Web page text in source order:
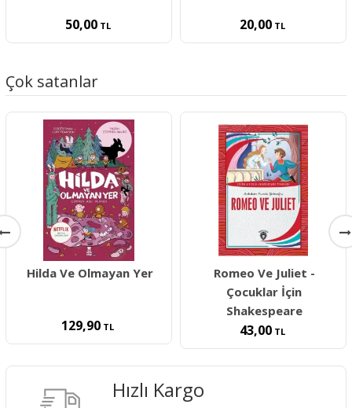
50,00TL 20,00TL
Çok satanlar
Hilda Ve Olmayan Yer
129,90 TL
Romeo Ve Juliet -
Çocuklar İçin
Shakespeare
43,00TL
Hızlı Kargo